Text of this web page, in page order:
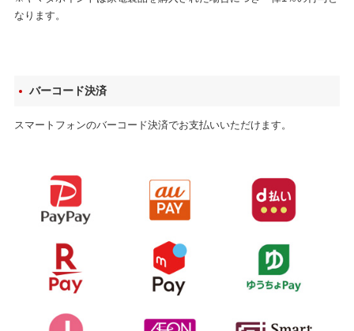
なります。
バーコード決済
スマートフォンのバーコード決済でお支払いいただけます。